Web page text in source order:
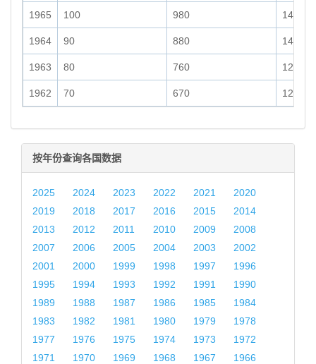
1965 100 980 140
1964 90 880 140
1963 80 760 120
1962 70 670 120
按年份查询各国数据
2025 2024 2023 2022 2021
2020
2019
2018 2017 2016 2015
2014
2013
2012 2011 2010 2009
2008
2007
2006 2005 2004 2003
2002
2001
2000 1999 1998 1997
1996
1995
1994 1993 1992 1991
1990
1989
1988 1987 1986 1985
1984
1983
1982 1981 1980 1979
1978
1977
1976 1975 1974 1973
1972
1971
1970 1969 1968 1967
1966